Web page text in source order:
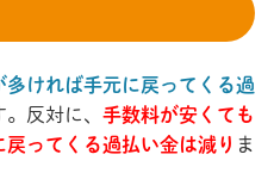
ければ手元に戻ってくる過
反対に、 手数料が安くても
ってくる過払い金は減り ま